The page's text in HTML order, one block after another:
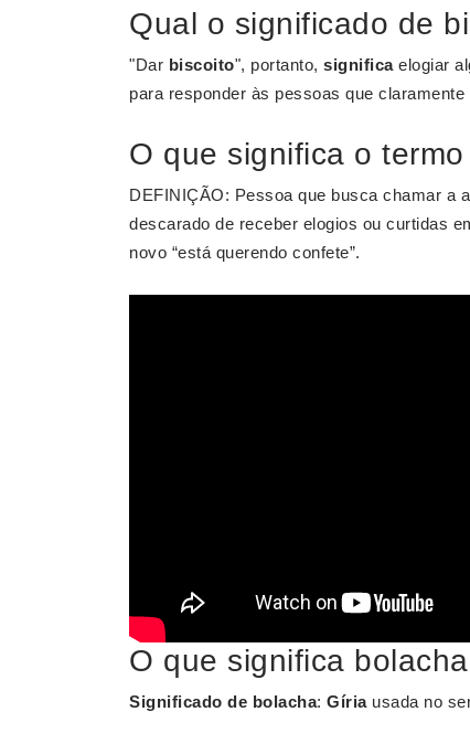
Qual o significado de
"Dar biscoito", portanto, significaelogiar
para responder às pessoas que
O que significa o
DEFINIÇÃO: Pessoa que busca chamar a
descarado de receber elogios ou curtidas
novo “está querendo confete”.
O que significa
Significado de bolacha: Gíriausada no